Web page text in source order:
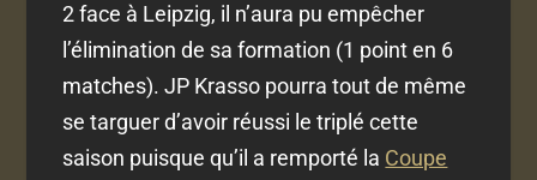
2 face à Leipzig, il n’aura pu empêcher
l’élimination de sa formation (1 point en 6
matches). JP Krasso pourra tout de même
se targuer d’avoir réussi le triplé cette
saison puisque qu’il a remporté la Coupe